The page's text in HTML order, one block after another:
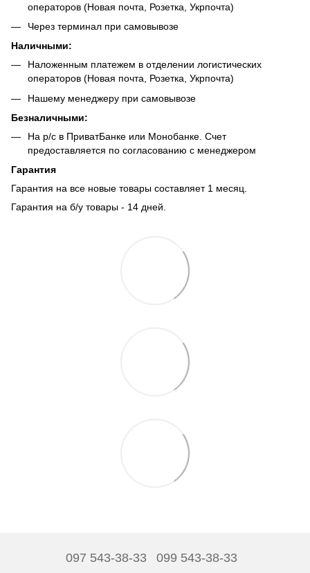
операторов (Новая почта, Розетка, Укрпочта)
Через терминал при самовывозе
Наличными:
Наложенным платежем в отделении логистических
операторов (Новая почта, Розетка, Укрпочта)
Нашему менеджеру при самовывозе
Безналичными:
На р/с в ПриватБанке или Монобанке. Счет
предоставляется по согласованию с менеджером
Гарантия
Гарантия на все новые товары составляет 1 месяц.
Гарантия на б/у товары - 14 дней.
097 543-38-33 099 543-38-33